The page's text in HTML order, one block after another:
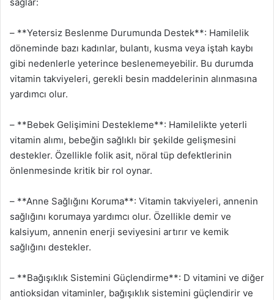
– **Yetersiz Beslenme Durumunda Destek**: Hamilelik
döneminde bazı kadınlar, bulantı, kusma veya iştah kaybı
gibi nedenlerle yeterince beslenemeyebilir. Bu durumda
vitamin takviyeleri, gerekli besin maddelerinin alınmasına
yardımcı olur.
– **Bebek Gelişimini Destekleme**: Hamilelikte yeterli
vitamin alımı, bebeğin sağlıklı bir şekilde gelişmesini
destekler. Özellikle folik asit, nöral tüp defektlerinin
önlenmesinde kritik bir rol oynar.
– **Anne Sağlığını Koruma**: Vitamin takviyeleri, annenin
sağlığını korumaya yardımcı olur. Özellikle demir ve
kalsiyum, annenin enerji seviyesini artırır ve kemik
sağlığını destekler.
– **Bağışıklık Sistemini Güçlendirme**: D vitamini ve diğer
antioksidan vitaminler, bağışıklık sistemini güçlendirir ve